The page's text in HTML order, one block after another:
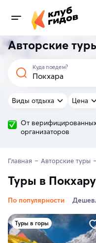
Авторские
Куда поедем?
Виды отдыха Цена
От
организаторов
Главная Авторские туры
Туры в Покхару
По популярности
Туры в горы